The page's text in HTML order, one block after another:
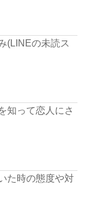
(LINEの未読ス
知って恋人にさ
た時の態度や対